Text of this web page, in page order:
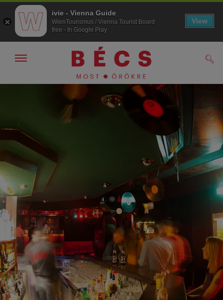
A
A
Navigáció
elrejtése
ivie - Vienna Guide
WienTourismus / Vienna Tourist Board
free - In Google Play
View